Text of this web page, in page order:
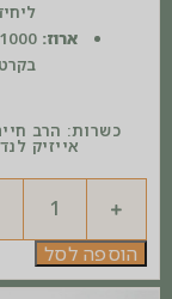
ארוז:
כשרות: הרב
אייזיק
הוספה לסל